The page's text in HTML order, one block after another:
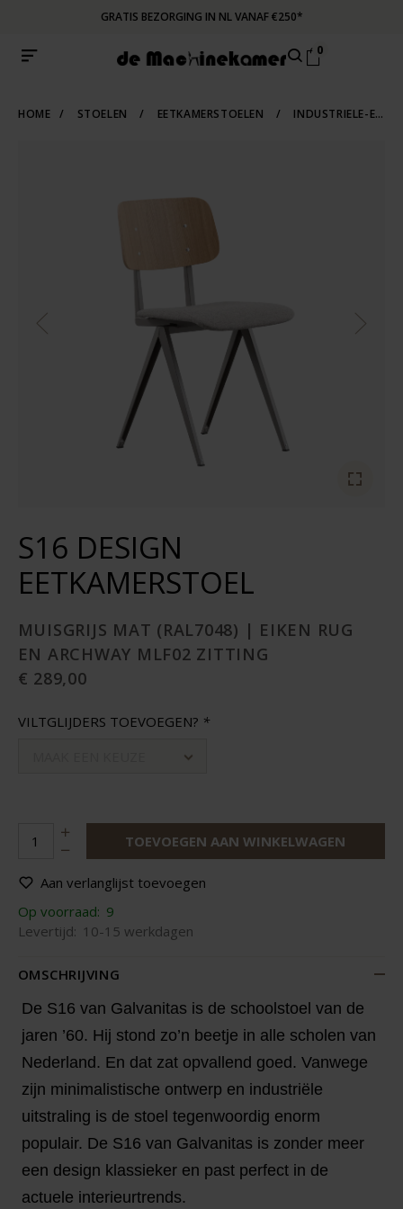
GRATIS BEZORGING IN NL VANAF €250*
0
HOME / STOELEN / EETKAMERSTOELEN / INDUSTRIELE-EETKAMERSTOELEN
S16 DESIGN
EETKAMERSTOEL
MUISGRIJS MAT (RAL7048) | EIKEN RUG
EN ARCHWAY MLF02 ZITTING
€ 289,00
VILTGLIJDERS TOEVOEGEN? *
TOEVOEGEN AAN WINKELWAGEN
Aan verlanglijst toevoegen
Op voorraad: 9
Levertijd: 10-15 werkdagen
OMSCHRIJVING
De S16 van Galvanitas is de schoolstoel van de
jaren ’60. Hij stond zo’n beetje in alle scholen van
Nederland. En dat zat opvallend goed. Vanwege
zijn minimalistische ontwerp en industriële
uitstraling is de stoel tegenwoordig enorm
populair. De S16 van Galvanitas is zonder meer
een design klassieker en past perfect in de
actuele interieurtrends.